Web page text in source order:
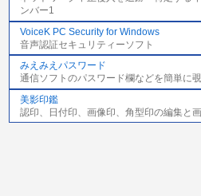
ンバー1
VoiceK PC Security for Windows
音声認証セキュリティーソフト
みえみえパスワード
通信ソフトのパスワード欄などを簡単に
美影印鑑
認印、日付印、画像印、角型印の編集と